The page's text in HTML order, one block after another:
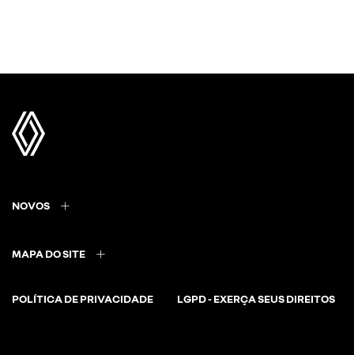
NOVOS
MAPA DO SITE
POLÍTICA DE PRIVACIDADE LGPD - EXERÇA SEUS DIREITOS